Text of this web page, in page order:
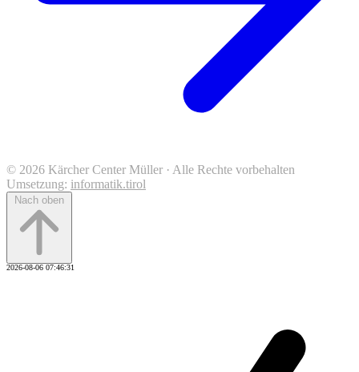
© 2026 Kärcher Center Müller · Alle Rechte vorbehalten
Umsetzung: informatik.tirol
Nach oben
2026-08-06 07:46:31